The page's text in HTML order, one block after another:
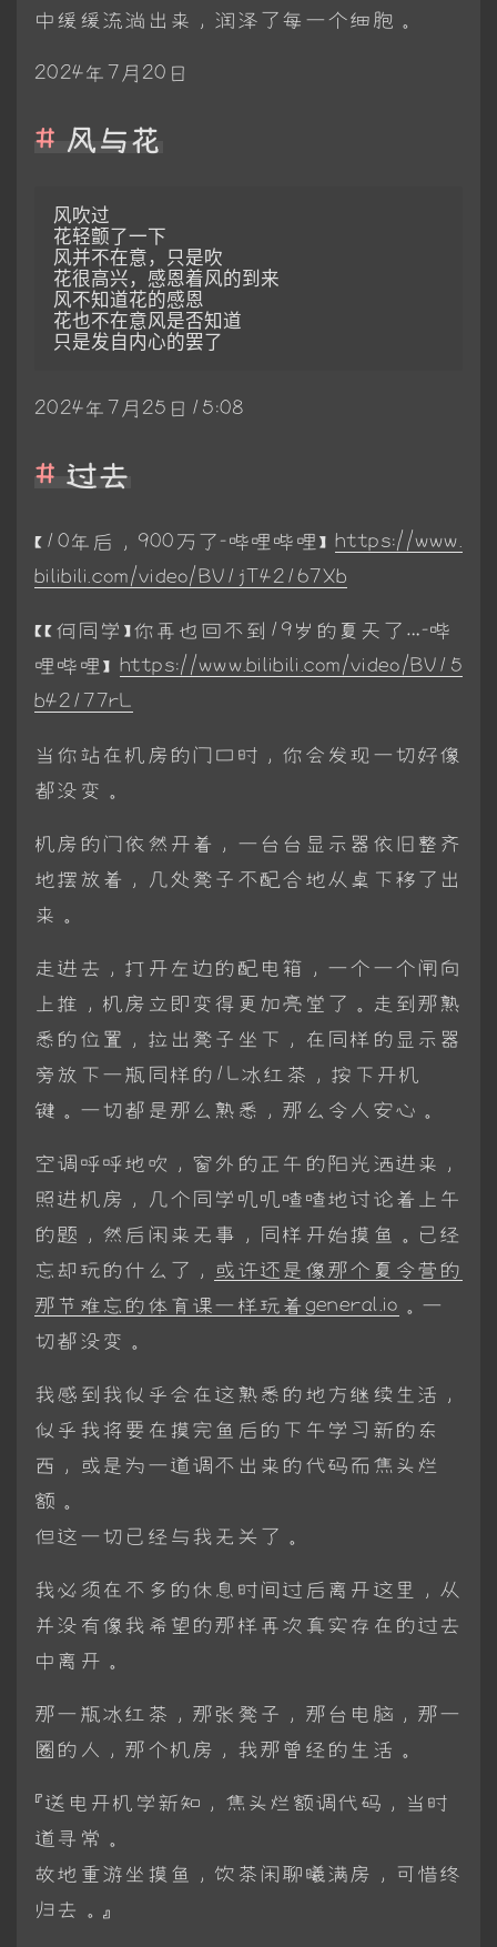
中缓缓流淌出来，润泽了每一个细胞。
2024年7月20日
风与花
风吹过
花轻颤了一下
风并不在意，只是吹
花很高兴，感恩着风的到来
风不知道花的感恩
花也不在意风是否知道
只是发自内心的罢了
2024‎年‎7‎月‎25‎日15:08
过去
【10年后，900万了-哔哩哔哩】https://www.
bilibili.com/video/BV1jT42167Xb
【【何同学】你再也回不到19岁的夏天了…-哔
哩哔哩】 https://www.bilibili.com/video/BV15
b42177rL
当你站在机房的门口时，你会发现一切好像
都没变。
机房的门依然开着，一台台显示器依旧整齐
地摆放着，几处凳子不配合地从桌下移了出
来。
走进去，打开左边的配电箱，一个一个闸向
上推，机房立即变得更加亮堂了。走到那熟
悉的位置，拉出凳子坐下，在同样的显示器
旁放下一瓶同样的1L冰红茶，按下开机
键。一切都是那么熟悉，那么令人安心。
空调呼呼地吹，窗外的正午的阳光洒进来，
照进机房，几个同学叽叽喳喳地讨论着上午
的题，然后闲来无事，同样开始摸鱼。已经
忘却玩的什么了， 或许还是像那个夏令营的
那节难忘的体育课一样玩着general.io 。一
切都没变。
我感到我似乎会在这熟悉的地方继续生活，
似乎我将要在摸完鱼后的下午学习新的东
西，或是为一道调不出来的代码而焦头烂
额。
但这一切已经与我无关了。
我必须在不多的休息时间过后离开这里，从
并没有像我希望的那样再次真实存在的过去
中离开。
那一瓶冰红茶，那张凳子，那台电脑，那一
圈的人，那个机房，我那曾经的生活。
『送电开机学新知，焦头烂额调代码，当时
道寻常。
故地重游坐摸鱼，饮茶闲聊曦满房，可惜终
归去。』